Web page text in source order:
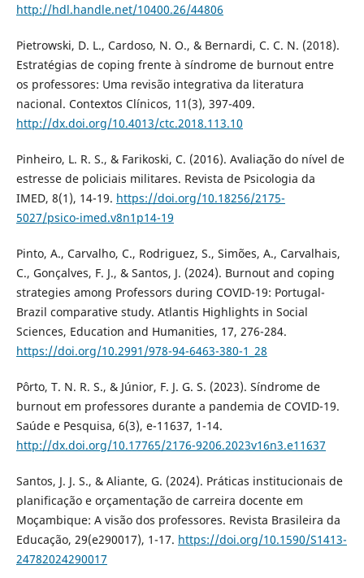
http://hdl.handle.net/10400.26/44806
Pietrowski, D. L., Cardoso, N. O., & Bernardi, C. C. N. (2018).
Estratégias de coping frente à síndrome de burnout entre
os professores: Uma revisão integrativa da literatura
nacional. Contextos Clínicos, 11(3), 397-409.
http://dx.doi.org/10.4013/ctc.2018.113.10
Pinheiro, L. R. S., & Farikoski, C. (2016). Avaliação do nível de
estresse de policiais militares. Revista de Psicologia da
IMED, 8(1), 14-19. https://doi.org/10.18256/2175-
5027/psico-imed.v8n1p14-19
Pinto, A., Carvalho, C., Rodriguez, S., Simões, A., Carvalhais,
C., Gonçalves, F. J., & Santos, J. (2024). Burnout and coping
strategies among Professors during COVID-19: Portugal-
Brazil comparative study. Atlantis Highlights in Social
Sciences, Education and Humanities, 17, 276-284.
https://doi.org/10.2991/978-94-6463-380-1_28
Pôrto, T. N. R. S., & Júnior, F. J. G. S. (2023). Síndrome de
burnout em professores durante a pandemia de COVID-19.
Saúde e Pesquisa, 6(3), e-11637, 1-14.
http://dx.doi.org/10.17765/2176-9206.2023v16n3.e11637
Santos, J. J. S., & Aliante, G. (2024). Práticas institucionais de
planificação e orçamentação de carreira docente em
Moçambique: A visão dos professores. Revista Brasileira da
Educação, 29(e290017), 1-17. https://doi.org/10.1590/S1413-
24782024290017